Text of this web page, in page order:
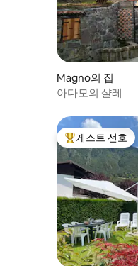
Magno의 집
아다모의 샬레
상위 게스트 선호
게스트 선호